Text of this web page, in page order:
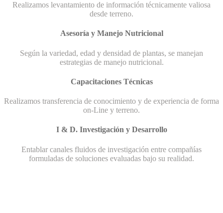
Realizamos levantamiento de información técnicamente valiosa
desde terreno.
Asesoría y Manejo Nutricional
Según la variedad, edad y densidad de plantas, se manejan
estrategias de manejo nutricional.
Capacitaciones Técnicas
Realizamos transferencia de conocimiento y de experiencia de forma
on-Line y terreno.
I & D. Investigación y Desarrollo
Entablar canales fluidos de investigación entre compañías
formuladas de soluciones evaluadas bajo su realidad.